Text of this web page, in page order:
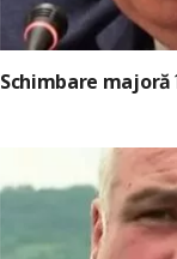
Schimbare majoră